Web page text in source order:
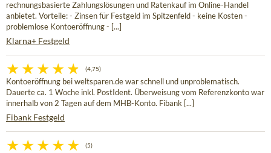
rechnungsbasierte Zahlungslösungen und Ratenkauf im Online-Handel
anbietet. Vorteile: - Zinsen für Festgeld im Spitzenfeld - keine Kosten -
problemlose Kontoeröffnung - [...]
Klarna+ Festgeld
(4,75)
Kontoeröffnung bei weltsparen.de war schnell und unproblematisch.
Dauerte ca. 1 Woche inkl. PostIdent. Überweisung vom Referenzkonto war
innerhalb von 2 Tagen auf dem MHB-Konto. Fibank [...]
Fibank Festgeld
(5)